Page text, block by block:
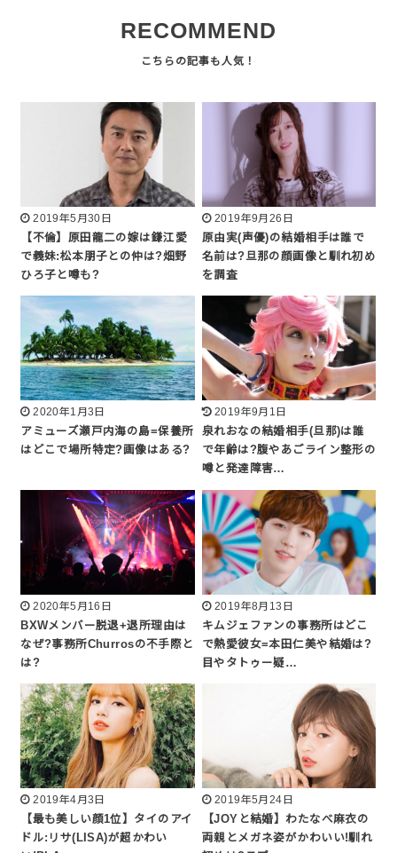
RECOMMEND
2019年5月30日
【不倫】原田龍二の嫁は鎌江愛
で義妹:松本朋子との仲は?畑野
ひろ子と噂も?
2019年9月26日
原由実(声優)の結婚相手は誰で
名前は?旦那の顔画像と馴れ初め
を調査
2020年1月3日
アミューズ瀬戸内海の島=保養所
はどこで場所特定?画像はある?
2019年9月1日
泉れおなの結婚相手(旦那)は誰
で年齢は?腹やあごライン整形の
噂と発達障害…
2020年5月16日
BXWメンバー脱退+退所理由は
なぜ?事務所Churrosの不手際と
は?
2019年8月13日
キムジェファンの事務所はどこ
で熱愛彼女=本田仁美や結婚は?
目やタトゥー疑…
2019年4月3日
【最も美しい顔1位】タイのアイ
ドル:リサ(LISA)が超かわい
2019年5月24日
【JOYと結婚】わたなべ麻衣の
両親とメガネ姿がかわいい!馴れ